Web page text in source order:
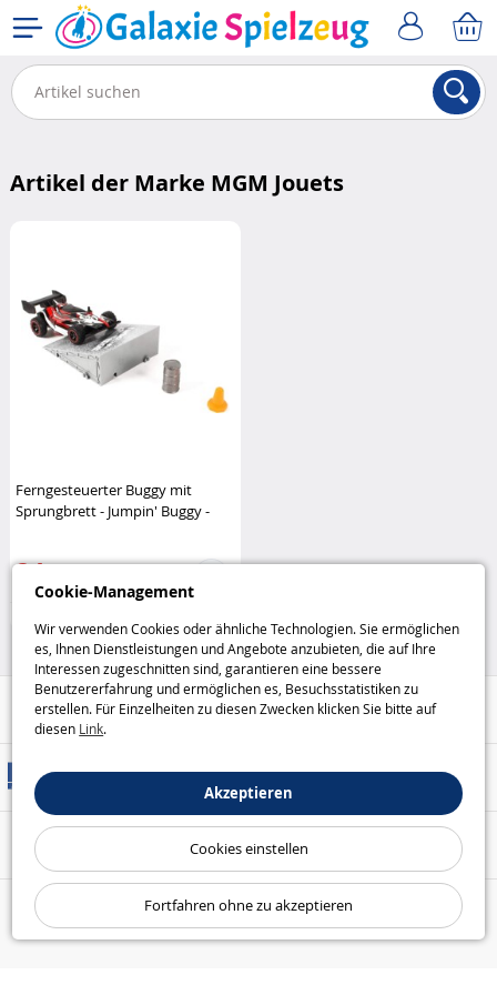
Cookie-Management
Wir verwenden Cookies oder ähnliche Technologien. Sie ermöglichen
es, Ihnen Dienstleistungen und Angebote anzubieten, die auf Ihre
Interessen zugeschnitten sind, garantieren eine bessere
Benutzererfahrung und ermöglichen es, Besuchsstatistiken zu
erstellen. Für Einzelheiten zu diesen Zwecken klicken Sie bitte auf
diesen Link.
Akzeptieren
Cookies einstellen
Fortfahren ohne zu akzeptieren
Artikel der Marke MGM Jouets
Ferngesteuerter Buggy mit
Sprungbrett - Jumpin' Buggy -
24
Hilfe / Kontakt
Versandarten
Sicheres Bezahlen
Unsere Garantien